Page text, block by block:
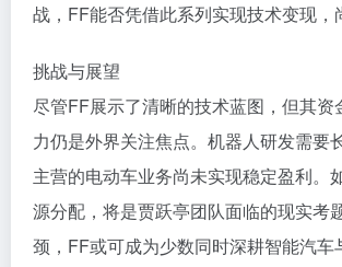
战，FF能否凭借此系列实现技术变现，
挑战与展望
尽管FF展示了清晰的技术蓝图，但其资
力仍是外界关注焦点。机器人研发需要
主营的电动车业务尚未实现稳定盈利。
源分配，将是贾跃亭团队面临的现实考
颈，FF或可成为少数同时深耕智能汽车